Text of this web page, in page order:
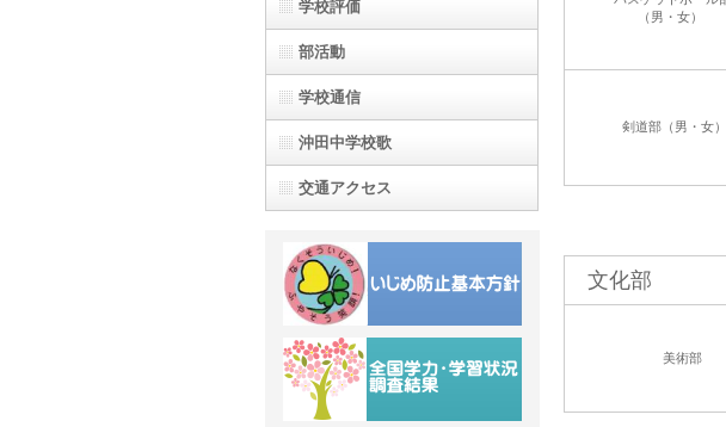
（男・女）
剣道部（男・女）
文化部
美術部
学校評価
部活動
学校通信
沖田中学校歌
交通アクセス